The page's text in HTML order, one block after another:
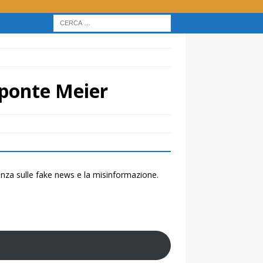
Meier
sulle fake news e la misinformazione.